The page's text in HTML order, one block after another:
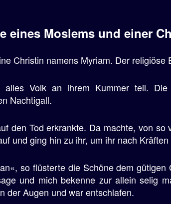
eines Moslems und einer
Christin namens Myriam. Der
Volk an ihrem Kummer teil.
Nachtigall.
den Tod erkrankte. Da machte, von
und ging hin zu ihr, um ihr nach
so flüsterte die Schöne dem
und mich bekenne zur allein selig
der Augen und war entschlafen.